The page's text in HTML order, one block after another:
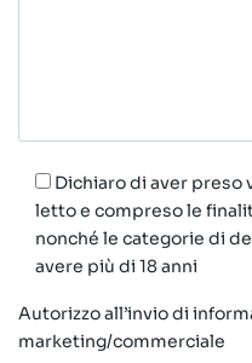
Dichiaro di aver preso
letto e compreso le
nonché le categorie di
avere più di 18 anni
Autorizzo all’invio di
marketing/commerciale